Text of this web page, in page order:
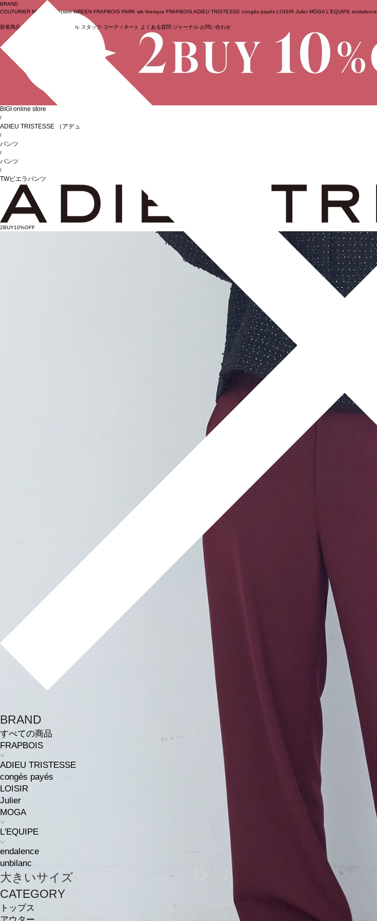
ログイン
BRAND
COUTURIER MOGA Collection GREEN FRAPBOIS PARK wb feerique FRAPBOIS ADIEU TRISTESSE congés payés LOISIR Julier MOGA L'EQUIPE endalence
新着商品 (ライブ) セール スタッフ コーディネート よくある質問 ジャーナル お問い合わせ
BRAND
すべての商品
FRAPBOIS
ADIEU TRISTESSE
congés payés
LOISIR
Julier
MOGA
L'EQUIPE
endalence
unbilanc
大きいサイズ
CATEGORY
トップス
BIGI online store
/
ADIEU TRISTESSE （アデュートリステス）
/
パンツ
/
パンツ
/
TWビエラパンツ
2BUY10%OFF